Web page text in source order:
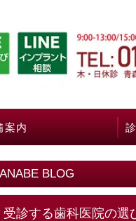
案内
BLOG
診する歯科医院の選